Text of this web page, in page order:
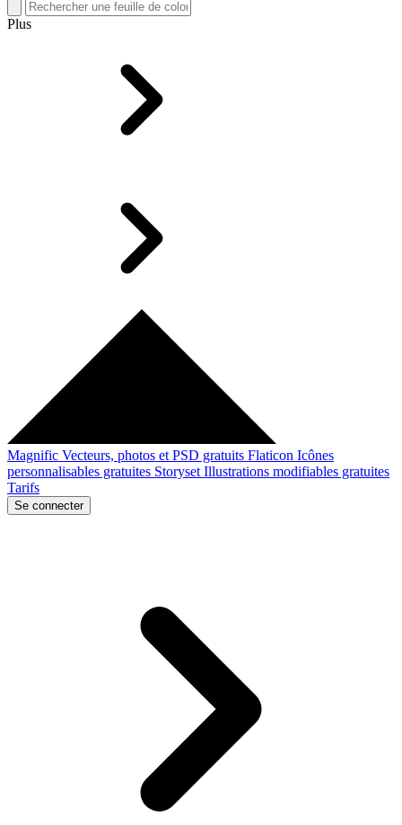
Plus
Magnific Vecteurs, photos et PSD gratuits Flaticon Icônes
personnalisables gratuites Storyset Illustrations modifiables gratuites
Tarifs
Se connecter